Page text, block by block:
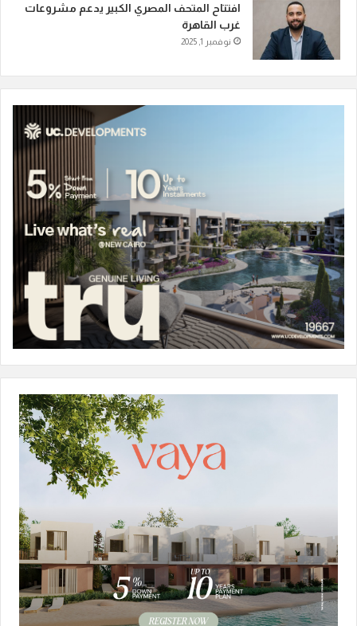
افتتاح المتحف المصري الكبير يدعم مشروعات
غرب القاهرة
نوفمبر 1, 2025